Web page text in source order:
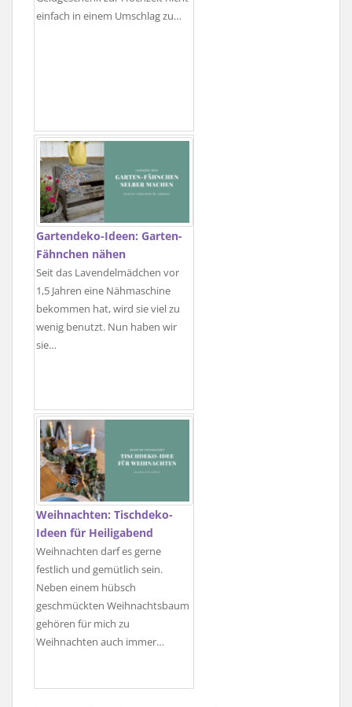
einfach in einem Umschlag zu…
Gartendeko-Ideen: Garten-
Fähnchen nähen
Seit das Lavendelmädchen vor
1,5 Jahren eine Nähmaschine
bekommen hat, wird sie viel zu
wenig benutzt. Nun haben wir
sie…
Weihnachten: Tischdeko-
Ideen für Heiligabend
Weihnachten darf es gerne
festlich und gemütlich sein.
Neben einem hübsch
geschmückten Weihnachtsbaum
gehören für mich zu
Weihnachten auch immer…